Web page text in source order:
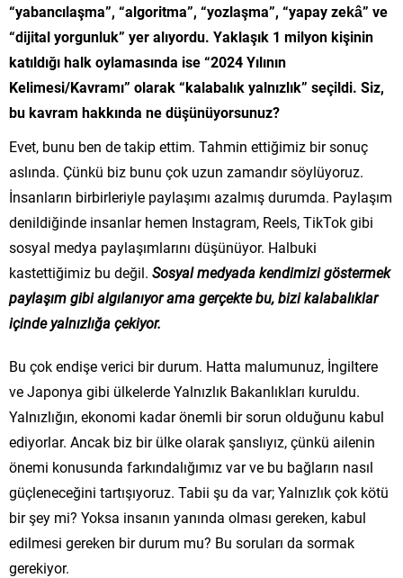
“yabancılaşma”, “algoritma”, “yozlaşma”, “yapay zekâ” ve
“dijital yorgunluk” yer alıyordu. Yaklaşık 1 milyon kişinin
katıldığı halk oylamasında ise “2024 Yılının
Kelimesi/Kavramı” olarak “kalabalık yalnızlık” seçildi. Siz,
bu kavram hakkında ne düşünüyorsunuz?
Evet, bunu ben de takip ettim. Tahmin ettiğimiz bir sonuç
aslında. Çünkü biz bunu çok uzun zamandır söylüyoruz.
İnsanların birbirleriyle paylaşımı azalmış durumda. Paylaşım
denildiğinde insanlar hemen Instagram, Reels, TikTok gibi
sosyal medya paylaşımlarını düşünüyor. Halbuki
kastettiğimiz bu değil. Sosyal medyada kendimizi göstermek
paylaşım gibi algılanıyor ama gerçekte bu, bizi kalabalıklar
içinde yalnızlığa çekiyor.
Bu çok endişe verici bir durum. Hatta malumunuz, İngiltere
ve Japonya gibi ülkelerde Yalnızlık Bakanlıkları kuruldu.
Yalnızlığın, ekonomi kadar önemli bir sorun olduğunu kabul
ediyorlar. Ancak biz bir ülke olarak şanslıyız, çünkü ailenin
önemi konusunda farkındalığımız var ve bu bağların nasıl
güçleneceğini tartışıyoruz. Tabii şu da var; Yalnızlık çok kötü
bir şey mi? Yoksa insanın yanında olması gereken, kabul
edilmesi gereken bir durum mu? Bu soruları da sormak
gerekiyor.